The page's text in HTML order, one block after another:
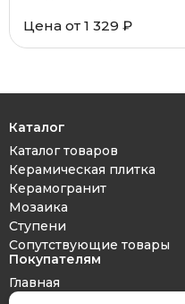
Цена от 1 329 ₽
Каталог
Каталог товаров
Керамическая плитка
Керамогранит
Мозаика
Ступени
Сопутствующие товары
Покупателям
Главная